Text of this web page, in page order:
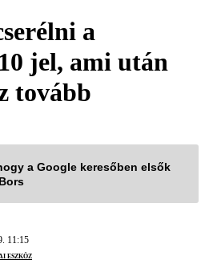
a
jel, ami után
tovább
a Google keresőben elsők
11:15
eszköz